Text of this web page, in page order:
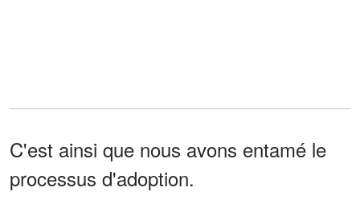
C'est ainsi que nous avons entamé le
processus d'adoption.